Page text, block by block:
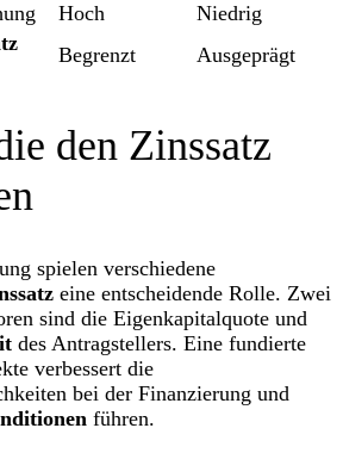
Hoch
Niedrig
Begrenzt Ausgeprägt
den Zinssatz
spielen verschiedene
eine entscheidende Rolle. Zwei
sind die Eigenkapitalquote und
des Antragstellers. Eine fundierte
verbessert die
bei der Finanzierung und
führen.